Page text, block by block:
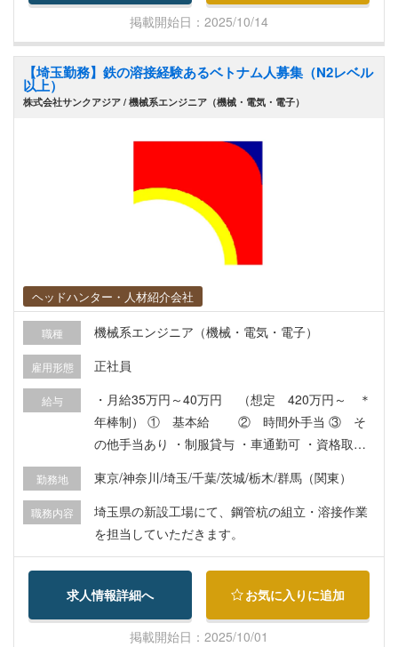
ùng cho bệnh nhân, sử dụng máy giặt, khử trùng
phòng tắm/toilet (1 lần/tuần), rửa sạch thùng rác
・Tổ chức hoạt động giải trí, quản lý phòng trò ch
uyện, lau dọn xung quanh giường bệnh, v.v. ※ Cá
c công việc như hỗ trợ tắm rửa hay hỗ trợ đi vệ si
m bảo người chưa có kinh nghiệm cũng có thể yê
m việc cùng nên có thể báo cáo nhanh chóng khi
bệnh nhân có thay đổi sức khỏe đột ngột.
掲載開始日：2025/10/14
【埼玉勤務】鉄の溶接経験あるベトナム人募集（N2レベル
以上）
株式会社サンクアジア / 機械系エンジニア（機械・電気・電子）
ヘッドハンター・人材紹介会社
職種 機械系エンジニア（機械・電気・電子）
雇用形態 正社員
給与
・月給35万円～40万円 （想定 420万円～ ＊
年棒制） ① 基本給 ② 時間外手当 ③ そ
の他手当あり ・制服貸与 ・車通勤可 ・資格取得
雇用保険、労災保険）
勤務地 東京/神奈川/埼玉/千葉/茨城/栃木/群馬（関東）
職務内容
埼玉県の新設工場にて、鋼管杭の組立・溶接作業
を担当していただきます。
求人情報詳細へ お気に入りに追加
掲載開始日：2025/10/01